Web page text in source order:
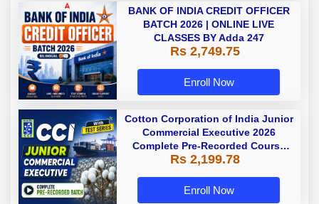
BANK OF INDIA CREDIT OFFICER
BATCH 2026 | ONLINE LIVE
CLASSES BY Adda 247
Rs 2,749.75
Enroll Now
Cotton Corporation of India Junior
Commercial Executive 2026
Complete Pre-Recorded Course
With Test Series By Adda247
Rs 2,199.78
Enroll Now